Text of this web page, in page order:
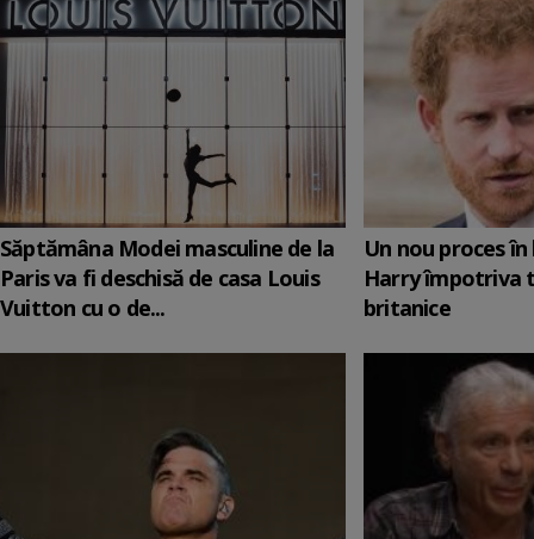
Săptămâna Modei masculine de la
Paris va fi deschisă de casa Louis
Vuitton cu o de...
Un nou proces
Harry împotriva
britanice